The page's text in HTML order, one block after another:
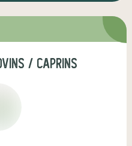
/ caprins